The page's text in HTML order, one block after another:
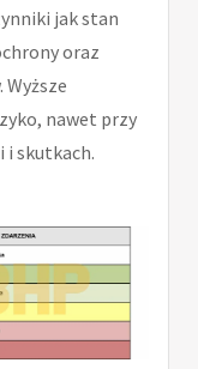
jak stan
oraz
nawet przy
skutkach.